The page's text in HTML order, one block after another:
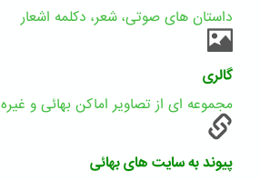
داستان های صوتی، شعر، دکلمه اشعار
گالری
مجموعه ای از تصاویر اماکن بهائی و غیره
پیوند به سایت های بهائی